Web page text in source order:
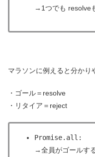
→1つでも resolve
マラソンに例えると分かり
・ゴール＝resolve
・リタイア＝reject
Promise.all:
→全員がゴールす